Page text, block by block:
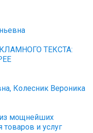
ТЕКСТА:
Колесник Вероника
мощнейших
и услуг